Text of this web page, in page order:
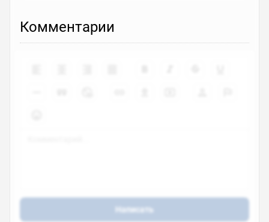
Комментарии
Написать